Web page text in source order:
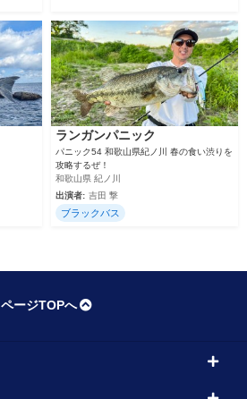
ランガンパニック
パニック54 和歌山県紀ノ川 春の食い渋りを
攻略するぜ！
和歌山県 紀ノ川
出演者: 吉田 撃
ブラックバス
ページTOPへ